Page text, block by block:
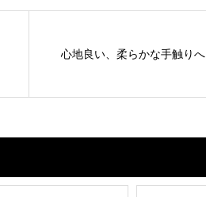
心地良い、柔らかな手触りへ